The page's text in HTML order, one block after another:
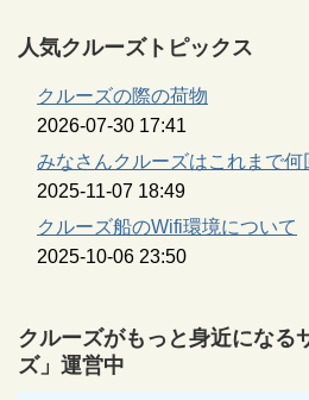
人気クルーズトピックス
クルーズの際の荷物
2026-07-30 17:41
みなさんクルーズはこれまで何
2025-11-07 18:49
クルーズ船のWifi環境について
2025-10-06 23:50
クルーズがもっと身近になる
ズ」運営中